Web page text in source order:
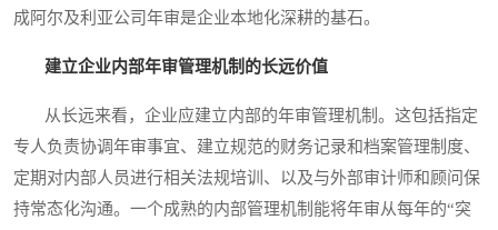
成阿尔及利亚公司年审是企业本地化深耕的基石。
建立企业内部年审管理机制的长远价值
从长远来看，企业应建立内部的年审管理机制。这包括指定
专人负责协调年审事宜、建立规范的财务记录和档案管理制度、
定期对内部人员进行相关法规培训、以及与外部审计师和顾问保
持常态化沟通。一个成熟的内部管理机制能将年审从每年的“突